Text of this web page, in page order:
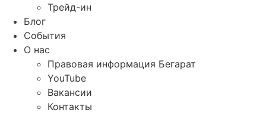
Трейд-ин
Блог
События
О нас
Правовая информация Бегарат
YouTube
Вакансии
Контакты